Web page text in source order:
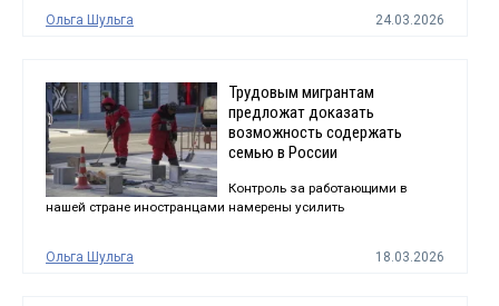
Ольга Шульга 24.03.2026
Трудовым мигрантам
предложат доказать
возможность содержать
семью в России
Контроль за работающими в
нашей стране иностранцами намерены усилить
Ольга Шульга 18.03.2026